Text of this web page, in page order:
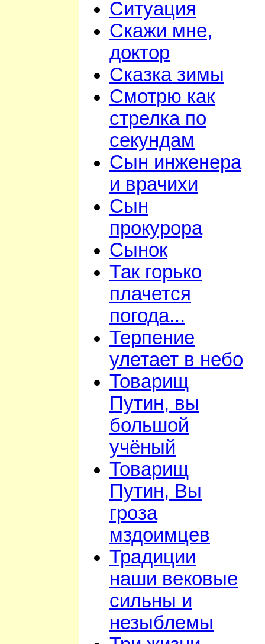
Ситуация
Скажи мне,
доктор
Сказка зимы
Смотрю как
стрелка по
секундам
Сын инженера
и врачихи
Сын
прокурора
Сынок
Так горько
плачется
погода...
Терпение
улетает в небо
Товарищ
Путин, вы
большой
учёный
Товарищ
Путин, Вы
гроза
мздоимцев
Традиции
наши вековые
сильны и
незыблемы